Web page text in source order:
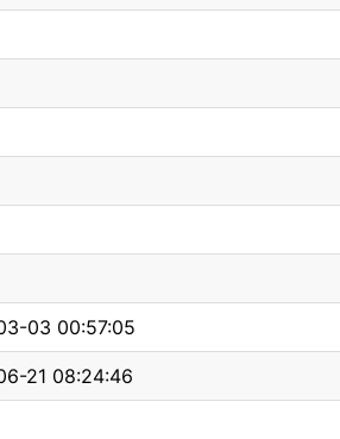
03 00:57:05
21 08:24:46